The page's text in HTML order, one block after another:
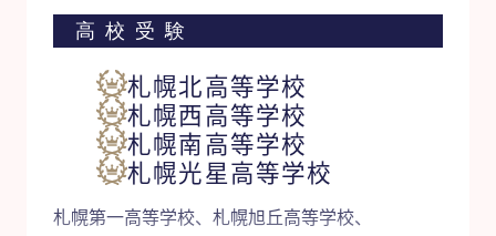
高校受験
札幌北高等学校
札幌西高等学校
札幌南高等学校
札幌光星高等学校
札幌第一高等学校、札幌旭丘高等学校、